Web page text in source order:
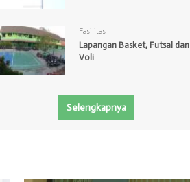
Fasilitas
Lapangan Basket, Futsal dan
Voli
Selengkapnya